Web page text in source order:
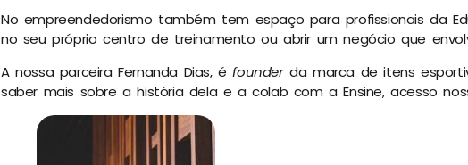
No empreendedorismo também tem espaço para profissionais da
no seu próprio centro de treinamento ou abrir um negócio que
A nossa parceira Fernanda Dias, éfounderda marca de itens
saber mais sobre a história dela e a colab com a Ensine, acesso